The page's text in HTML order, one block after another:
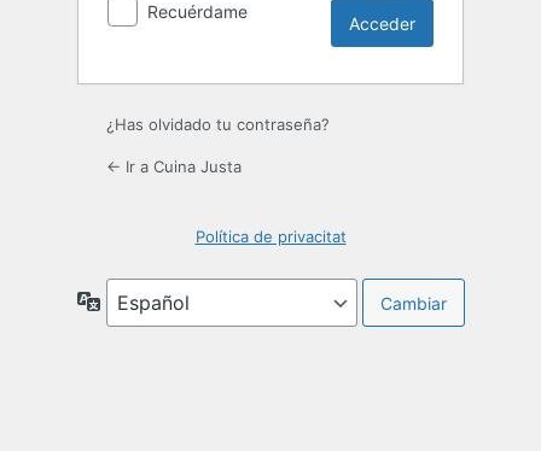
Recuérdame
¿Has olvidado tu contraseña?
← Ir a Cuina Justa
Política de privacitat
Idioma